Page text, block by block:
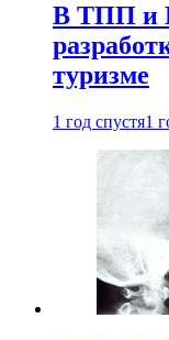
В ТПП и
туризме
1 год спустя1